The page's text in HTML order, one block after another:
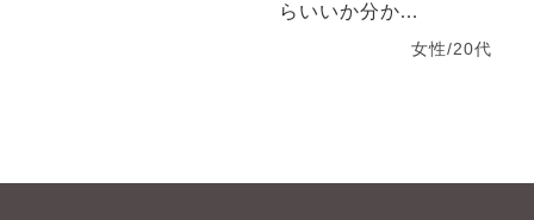
らいいか分か...
女性/20代